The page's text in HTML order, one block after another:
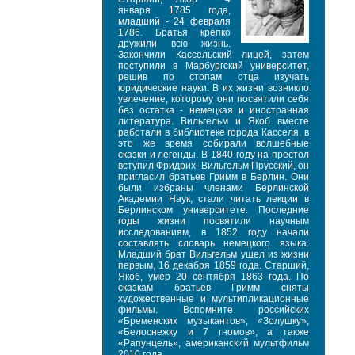
января 1785 года,
младший - 24 февраля
1786. Братья крепко
дружили всю жизнь.
Закончили Кассельский лицей, затем
поступили в Марбургский университет,
решив по стопам отца изучать
юридические науки. В их жизни возникло
увлечение, которому они посвятили себя
без остатка - немецкая и иностранная
литература. Вильгельм и Якоб вместе
работали в библиотеке города Касселя, в
это же время собирали волшебные
сказки и легенды. В 1840 году на престол
вступил Фридрих- Вильгельм Прусский, он
пригласил братьев Гримм в Берлин. Они
были избраны членами Берлинской
Академии Наук, стали читать лекции в
Берлинском университете. Последние
годы жизни посвятили научным
исследованиям, в 1852 году начали
составлять словарь немецкого языка.
Младший брат Вильгельм ушел из жизни
первым, 16 декабря 1859 года. Старший,
Якоб, умер 20 сентября 1863 года. По
сказкам братьев Гримм сняты
художественные и мультипликационные
фильмы. Вспомните российских
«Бременских музыкантов», «Золушку»,
«Белоснежку и 7 гномов», а также
«Рапунцель», американский мультфильм